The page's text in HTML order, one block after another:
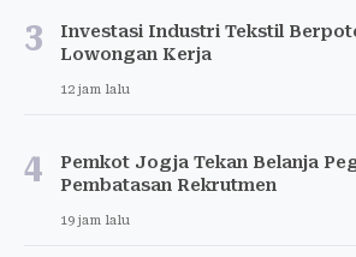
3
Investasi Industri Tekstil
Lowongan Kerja
12 jam lalu
4
Pemkot Jogja Tekan Belanja
Pembatasan Rekrutmen
19 jam lalu